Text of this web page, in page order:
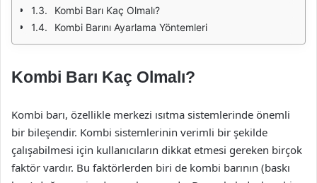
Kombi Barı Kaç Olmalı?
Kombi Barını Ayarlama Yöntemleri
Kombi Barı Kaç Olmalı?
Kombi barı, özellikle merkezi ısıtma sistemlerinde önemli
bir bileşendir. Kombi sistemlerinin verimli bir şekilde
çalışabilmesi için kullanıcıların dikkat etmesi gereken birçok
faktör vardır. Bu faktörlerden biri de kombi barının (baskı